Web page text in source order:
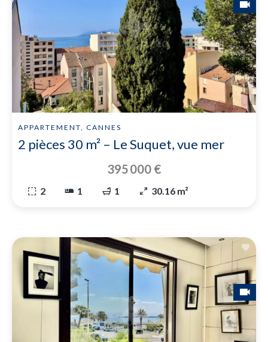
APPARTEMENT, CANNES
2 pièces 30 m² – Le Suquet, vue mer
395 000 €
2 1 1 30.16 m²